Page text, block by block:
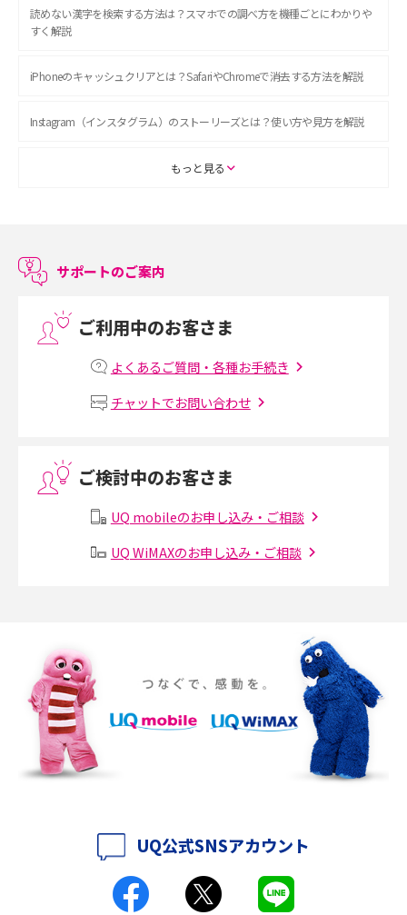
読めない漢字を検索する方法は？スマホでの調べ方を機種ごとにわかりや
すく解説
iPhoneのキャッシュクリアとは？SafariやChromeで消去する方法を解説
Instagram（インスタグラム）のストーリーズとは？使い方や見方を解説
ASMRとは？初心者向けの代表ジャンルや楽しみ方を解説
LINEで友だちを削除する方法は？方法ごとの影響や復活・復元する方法も
プリペイドSIMとは？種類やメリット・デメリット、利用までの流れを解説
Threads（スレッズ）とは？主な機能や登録方法、投稿の仕方を解説
Instagram（インスタグラム）でスクショするとバレる？バレるケースや撮
iPhone 16eとiPhone SE（第3世代）の違いは？サイズやスペックを比較し
て解説
iPhone 16eとiPhone 14を徹底比較！スペック・機能の違いをわかりやすく
紹介
iPhone 16とiPhone 15の違いは？カメラ・スペック・機能を徹底比較
iPhoneの機種変更のやり方は？事前準備・手順やデータ移行方法をわかり
もっと見る
サポートのご案内
ご利用中のお客さま
よくあるご質問・各種お手続き
チャットでお問い合わせ
ご検討中のお客さま
UQ mobileのお申し込み・ご相談
UQ WiMAXのお申し込み・ご相談
UQ公式SNSアカウント